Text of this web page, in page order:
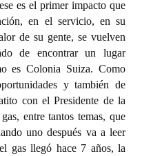
es el primer impacto que
en el servicio, en su
de su gente, se vuelven
de encontrar un lugar
es Colonia Suiza. Como
y también de
con el Presidente de la
entre tantos temas, que
uno después va a leer
gas llegó hace 7 años, la